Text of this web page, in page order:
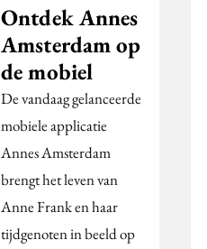
Ontdek Annes
Amsterdam op
de mobiel
De vandaag gelanceerde
mobiele applicatie
Annes Amsterdam
brengt het leven van
Anne Frank en haar
tijdgenoten in beeld op